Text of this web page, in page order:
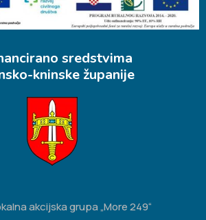
sredstvima
kninske županije
akcijska grupa „More 249“